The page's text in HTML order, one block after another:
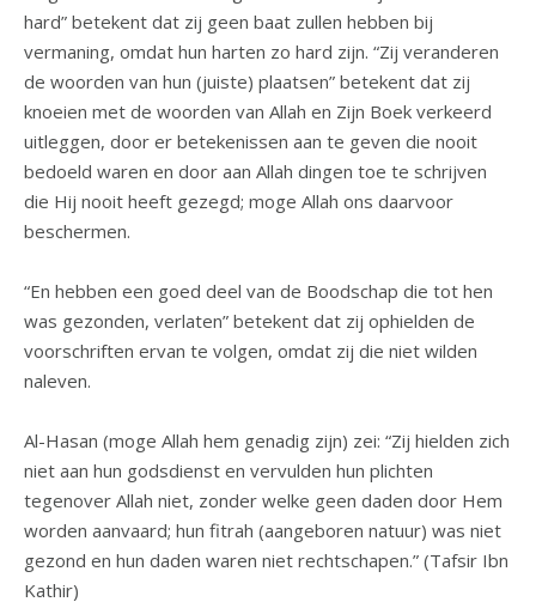
hard” betekent dat zij geen baat zullen hebben bij
vermaning, omdat hun harten zo hard zijn. “Zij veranderen
de woorden van hun (juiste) plaatsen” betekent dat zij
knoeien met de woorden van Allah en Zijn Boek verkeerd
uitleggen, door er betekenissen aan te geven die nooit
bedoeld waren en door aan Allah dingen toe te schrijven
die Hij nooit heeft gezegd; moge Allah ons daarvoor
beschermen.
“En hebben een goed deel van de Boodschap die tot hen
was gezonden, verlaten” betekent dat zij ophielden de
voorschriften ervan te volgen, omdat zij die niet wilden
naleven.
Al-Hasan (moge Allah hem genadig zijn) zei: “Zij hielden zich
niet aan hun godsdienst en vervulden hun plichten
tegenover Allah niet, zonder welke geen daden door Hem
worden aanvaard; hun fitrah (aangeboren natuur) was niet
gezond en hun daden waren niet rechtschapen.” (Tafsir Ibn
Kathir)